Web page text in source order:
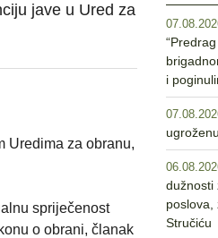
jave u Ured za
Uredima za obranu,
spriječenost
o obrani, članak
i
dužnosti
poslova,
Stručiću